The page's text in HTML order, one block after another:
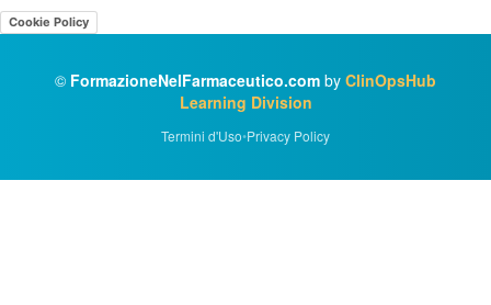
Cookie Policy
© FormazioneNelFarmaceutico.com by ClinOpsHub
Learning Division
Termini d'Uso•Privacy Policy